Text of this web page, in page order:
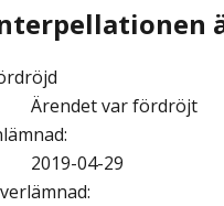
Ärendet var fördröjt
:
2019-04-29
: